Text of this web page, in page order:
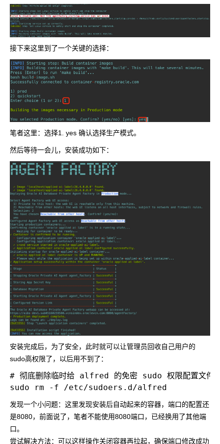
接下来这里到了一个关键的选择：
笔者这里：选择1. yes 确认选择生产模式。
然后等待一会儿，安装成功如下：
安装完成后，为了安全，此时就可以让管理员回收自己用户的
sudo高权限了，以后用不到了：
# 彻底删除临时给 alfred 的免密 sudo 权限配置文件
发现一个小问题：这里发现安装后自动起来的容器，端口的配置还
是8080，前面说了，笔者不能使用8080端口，已经换用了其他端
口。
尝试解决方法：可以这样操作关闭容器再拉起，确保端口修改成功